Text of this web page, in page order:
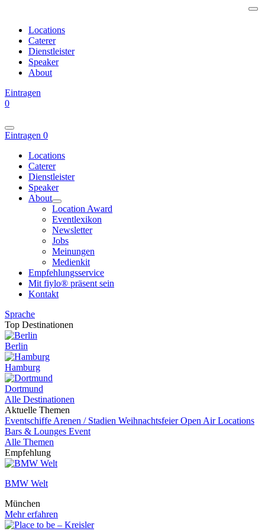
Locations
Caterer
Dienstleister
Speaker
About
Eintragen
0
Eintragen 0
Locations
Caterer
Dienstleister
Speaker
About
Location Award
Eventlexikon
Newsletter
Jobs
Meinungen
Medienkit
Empfehlungsservice
Mit fiylo® präsent sein
Kontakt
Sprache
Top Destinationen
Berlin
Hamburg
Dortmund
Alle Destinationen
Aktuelle Themen
Eventschiffe Arenen / Stadien WeihnachtsfeierOpen Air Locations
Bars & Lounges Event
Alle Themen
Empfehlung
BMW Welt
München
Mehr erfahren